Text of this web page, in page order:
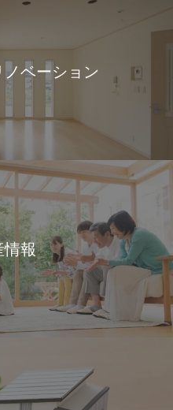
ノベーション
情報